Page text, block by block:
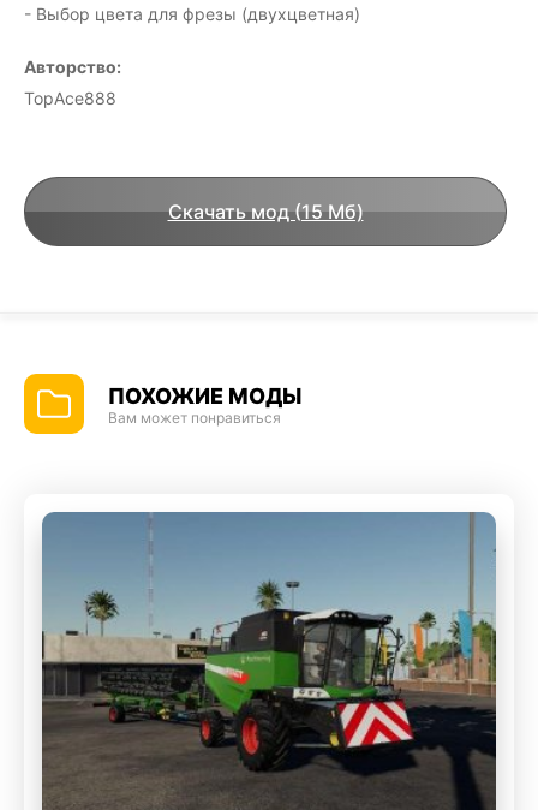
- Выбор цвета для фрезы (двухцветная)
Авторство:
TopAce888
Скачать мод (15 Мб)
ПОХОЖИЕ МОДЫ
Вам может понравиться